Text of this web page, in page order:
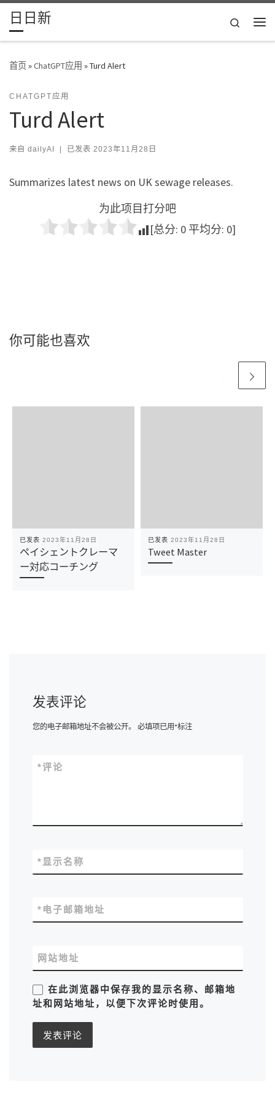
Skip to content
日日新
Search
首页»ChatGPT应用 »Turd Alert
CHATGPT应用
Turd Alert
来自 dailyAI | 已发表 2023年11月28日
Summarizes latest news on UK sewage releases.
为此项目打分吧
[总分: 0 平均分: 0]
你可能也喜欢
已发表 2023年11月28日
ペイシェントクレーマ
ー対応コーチング
已发表 2023年11月28日
Tweet Master
发表评论
您的电子邮箱地址不会被公开。 必填项已用*标注
评论
*
显示名称
*
电子邮箱地址
*
网站地址
在此浏览器中保存我的显示名称、邮箱地
址和网站地址，以便下次评论时使用。